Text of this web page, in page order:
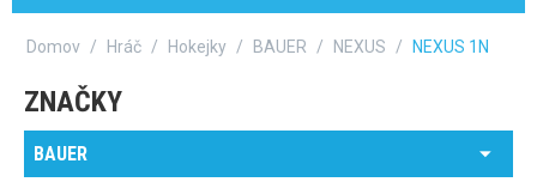
Domov / Hráč / Hokejky / BAUER / NEXUS / NEXUS 1N
ZNAČKY
BAUER